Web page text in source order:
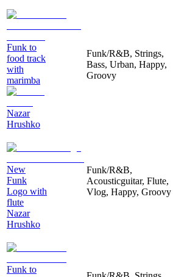
Funk to
food track
with
marimba
Nazar
Hrushko
Funk/R&B, Strings,
Bass, Urban, Happy,
Groovy
New
Funk
Logo with
flute
Nazar
Hrushko
Funk/R&B,
Acousticguitar, Flute,
Vlog, Happy, Groovy
Funk to